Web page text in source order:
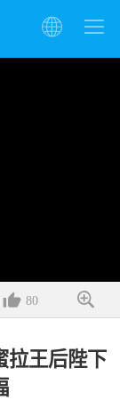
80
拉王后陛下